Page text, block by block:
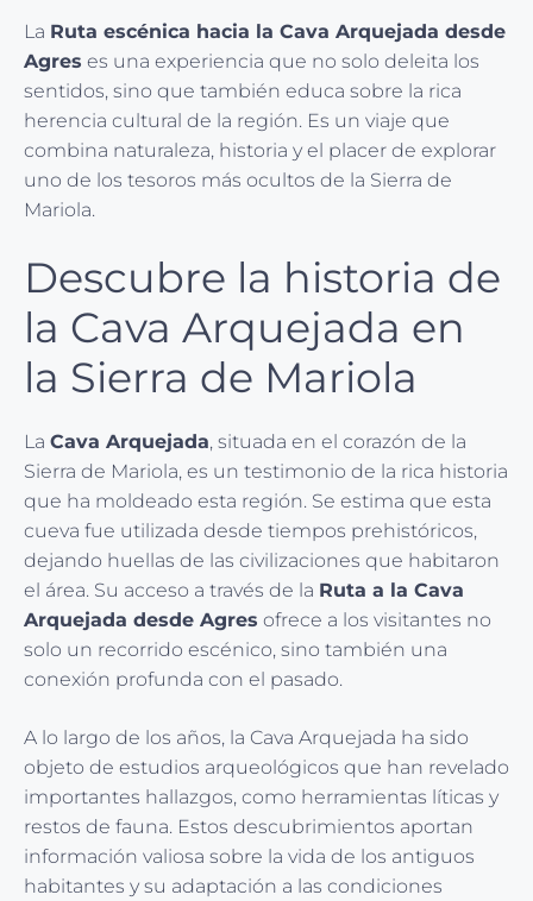
La Ruta escénica hacia la Cava Arquejada desde
Agres es una experiencia que no solo deleita los
sentidos, sino que también educa sobre la rica
herencia cultural de la región. Es un viaje que
combina naturaleza, historia y el placer de explorar
uno de los tesoros más ocultos de la Sierra de
Mariola.
Descubre la historia de
la Cava Arquejada en
la Sierra de Mariola
La Cava Arquejada, situada en el corazón de la
Sierra de Mariola, es un testimonio de la rica historia
que ha moldeado esta región. Se estima que esta
cueva fue utilizada desde tiempos prehistóricos,
dejando huellas de las civilizaciones que habitaron
el área. Su acceso a través de la Ruta a la Cava
Arquejada desde Agres ofrece a los visitantes no
solo un recorrido escénico, sino también una
conexión profunda con el pasado.
A lo largo de los años, la Cava Arquejada ha sido
objeto de estudios arqueológicos que han revelado
importantes hallazgos, como herramientas líticas y
restos de fauna. Estos descubrimientos aportan
información valiosa sobre la vida de los antiguos
habitantes y su adaptación a las condiciones